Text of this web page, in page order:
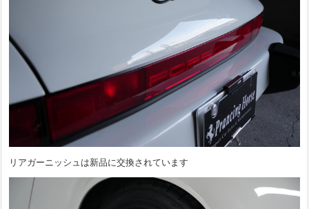
リアガーニッシュは新品に交換されています